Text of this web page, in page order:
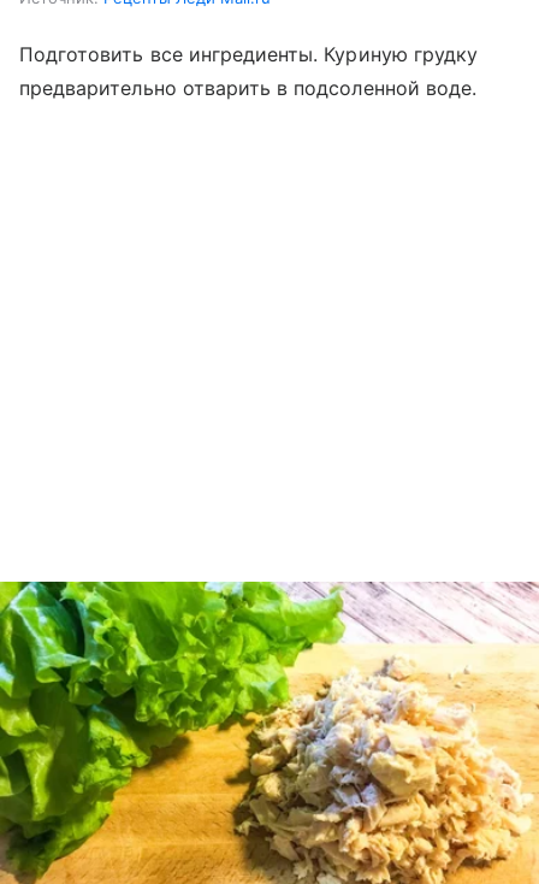
Подготовить все ингредиенты. Куриную грудку
предварительно отварить в подсоленной воде.